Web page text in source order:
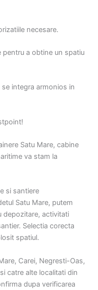
necesare.
pentru a obtine un spatiu
integra armonios in
Satu Mare, cabine
va stam la
si santiere
Satu Mare, putem
depozitare, activitati
Selectia corecta
spatiul.
Carei, Negresti-Oas,
catre alte localitati din
dupa verificarea